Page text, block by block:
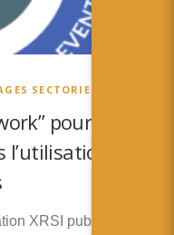
SECTORIELS
pour établir
des
XRSI publiait la